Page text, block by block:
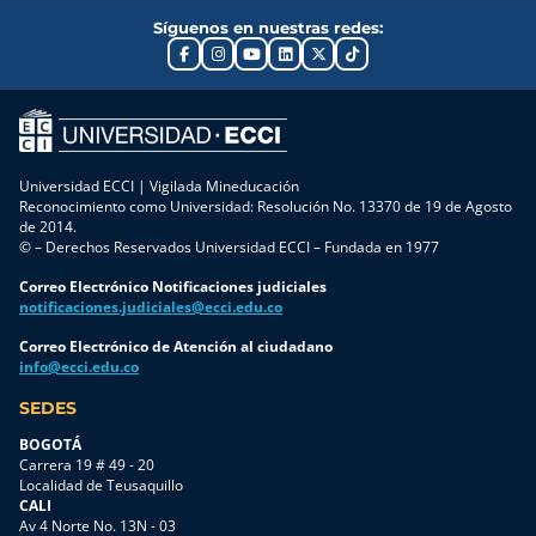
mensajería.
Sin
embargo,
no toda
la
información
que
en
internet
proviene
de
oficiales,
por lo
que
conocer
los
programas
de
a la
medida
de las
necesidades
En esta
en
alianza
con Casa
de taller
Síguenos en nuestras redes:
Universidad ECCI | Vigilada Mineducación
Reconocimiento como Universidad: Resolución No. 13370 de 19 de Agosto
de 2014.
© – Derechos Reservados Universidad ECCI – Fundada en 1977
Correo Electrónico Notificaciones judiciales
notificaciones.judiciales@ecci.edu.co
Correo Electrónico de Atención al ciudadano
info@ecci.edu.co
SEDES
BOGOTÁ
Carrera 19 # 49 - 20
Localidad de Teusaquillo
CALI
Av 4 Norte No. 13N - 03